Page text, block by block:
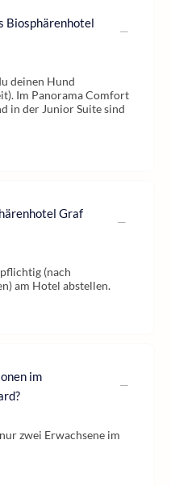
Biosphärenhotel
deinen Hund
Im Panorama Comfort
in der Junior Suite sind
Graf
(nach
am Hotel abstellen.
im
zwei Erwachsene im